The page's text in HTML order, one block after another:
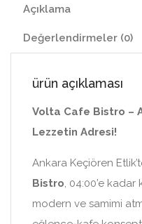
Açıklama
Değerlendirmeler (0)
ürün açıklaması
Volta Cafe Bistro –
Lezzetin Adresi!
Ankara Keçiören
Bistro, 04:00’e kadar
modern ve samimi